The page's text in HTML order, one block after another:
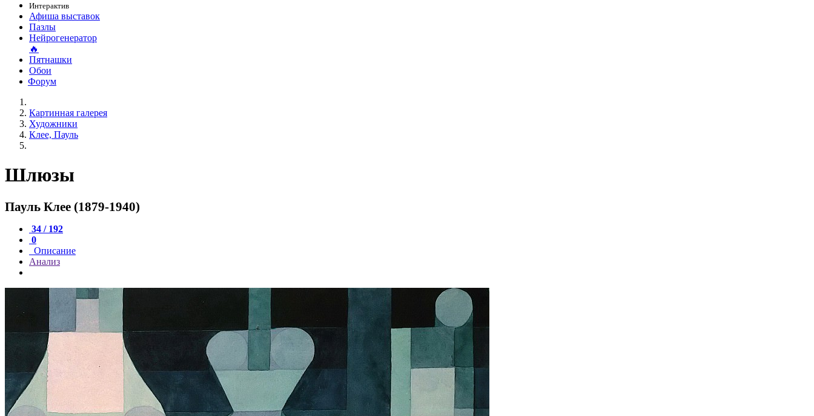
Интерактив
Афиша выставок
Пазлы
Нейрогенератор
🔥
Пятнашки
Обои
Форум
Картинная галерея
Художники
Клее, Пауль
Шлюзы
Пауль Клее (1879-1940)
34 / 192
0
Описание
Анализ